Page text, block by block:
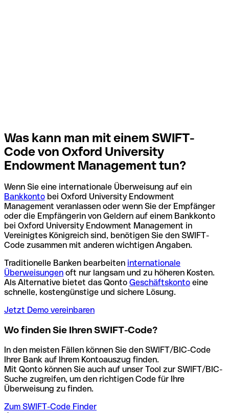
Was kann man mit einem SWIFT-
Code von Oxford University
Endowment Management tun?
Wenn Sie eine internationale Überweisung auf ein
Bankkonto bei Oxford University Endowment
Management veranlassen oder wenn Sie der Empfänger
oder die Empfängerin von Geldern auf einem Bankkonto
bei Oxford University Endowment Management in
Vereinigtes Königreich sind, benötigen Sie den SWIFT-
Code zusammen mit anderen wichtigen Angaben.
Traditionelle Banken bearbeiten internationale
Überweisungen oft nur langsam und zu höheren Kosten.
Als Alternative bietet das Qonto Geschäftskonto eine
schnelle, kostengünstige und sichere Lösung.
Jetzt Demo vereinbaren
Wo finden Sie Ihren SWIFT-Code?
In den meisten Fällen können Sie den SWIFT/BIC-Code
Ihrer Bank auf Ihrem Kontoauszug finden.
Mit Qonto können Sie auch auf unser Tool zur SWIFT/BIC-
Suche zugreifen, um den richtigen Code für Ihre
Überweisung zu finden.
Zum SWIFT-Code Finder